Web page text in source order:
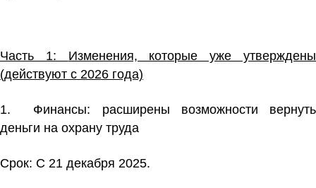
Часть 1: Изменения, которые уже утверждены
(действуют с 2026 года)
1. Финансы: расширены возможности вернуть
деньги на охрану труда
Срок: С 21 декабря 2025.